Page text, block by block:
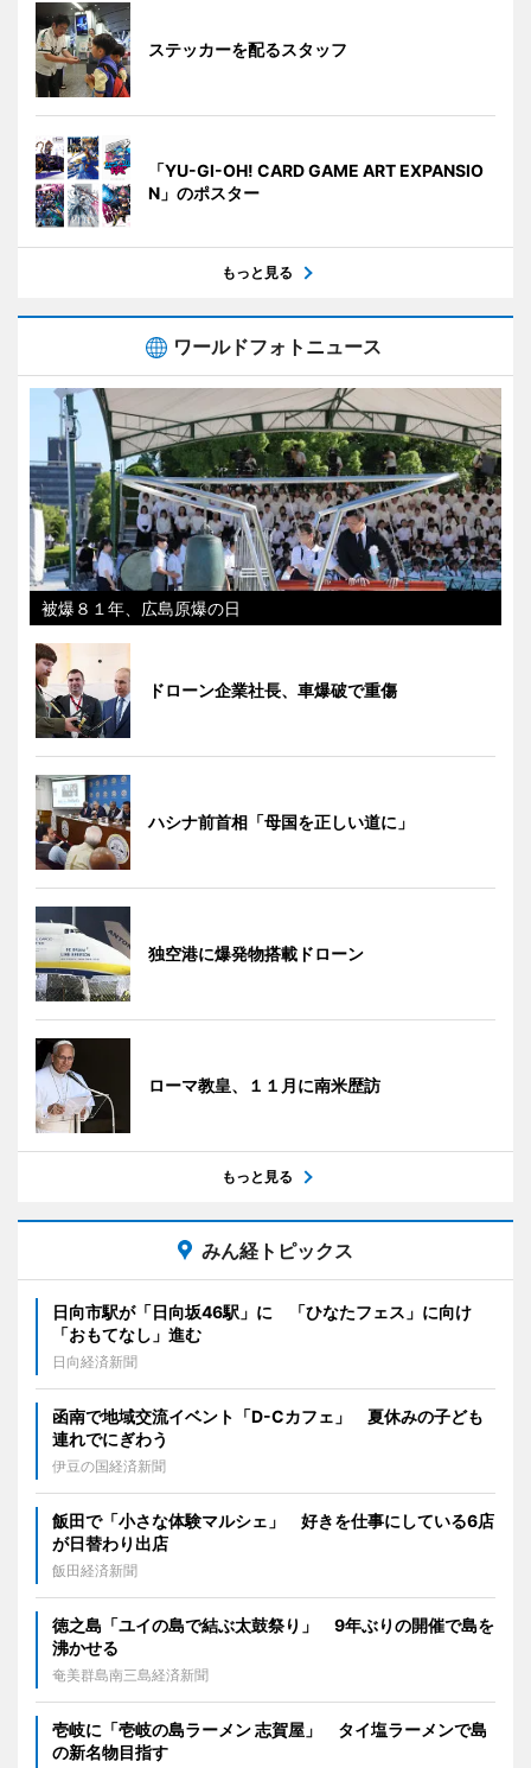
ステッカーを配るスタッフ
「YU-GI-OH! CARD GAME ART EXPANSIO
N」のポスター
もっと見る
ワールドフォトニュース
被爆８１年、広島原爆の日
ドローン企業社長、車爆破で重傷
ハシナ前首相「母国を正しい道に」
独空港に爆発物搭載ドローン
ローマ教皇、１１月に南米歴訪
もっと見る
みん経トピックス
日向市駅が「日向坂46駅」に 「ひなたフェス」に向け
「おもてなし」進む
日向経済新聞
函南で地域交流イベント「D-Cカフェ」 夏休みの子ども
連れでにぎわう
伊豆の国経済新聞
飯田で「小さな体験マルシェ」 好きを仕事にしている6店
が日替わり出店
飯田経済新聞
徳之島「ユイの島で結ぶ太鼓祭り」 9年ぶりの開催で島を
沸かせる
奄美群島南三島経済新聞
壱岐に「壱岐の島ラーメン 志賀屋」 タイ塩ラーメンで島
の新名物目指す